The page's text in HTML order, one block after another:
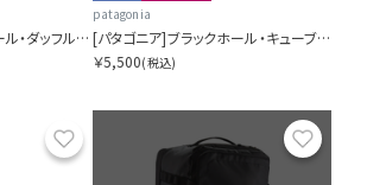
[パタゴニア]ブラックホール・ダッフル 55L
patagonia
[パタゴニア]ブラックホール・キューブ 3L
￥5,500(税込)
お気に入り